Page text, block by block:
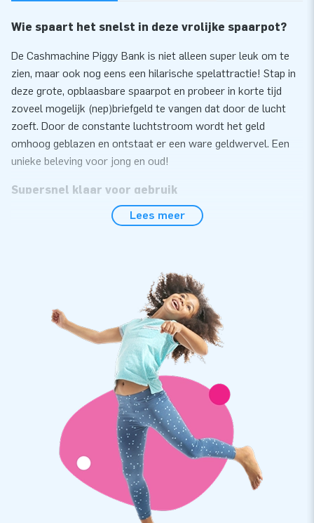
Wie spaart het snelst in deze vrolijke spaarpot?
De Cashmachine Piggy Bank is niet alleen super leuk om te
zien, maar ook nog eens een hilarische spelattractie! Stap in
deze grote, opblaasbare spaarpot en probeer in korte tijd
zoveel mogelijk (nep)briefgeld te vangen dat door de lucht
zoeft. Door de constante luchtstroom wordt het geld
omhoog geblazen en ontstaat er een ware geldwervel. Een
unieke beleving voor jong en oud!
Supersnel klaar voor gebruik
De Cashmachine Piggy Bank staat binnen 10 minuten
alles compleet geleverd: een blower, transportzak,
verankeringsmateriaal én een duidelijke handleiding. Klaar om
geld te vangen in een XXL-spaarvarken!
Kwaliteit waar je op kunt bouwen
Net als al onze inflatables is ook deze Piggy Bank
cashmachine op meerdere punten verstevigd en meervoudig
gestikt. Gemaakt van sterk, hoogwaardig PVC, waardoor het
product duurzaam, stevig én eenvoudig schoon te maken is.
JB levert deze attractie standaard met 5 jaar garantie en
onze bekende herstelservice. Zo ben jij jarenlang verzekerd
van zorgeloos speelplezier. Scoor deze opvallende
cashmachine en maak elk evenement onvergetelijk!
JB, Dé specialist in opblaasattracties
Lees meer